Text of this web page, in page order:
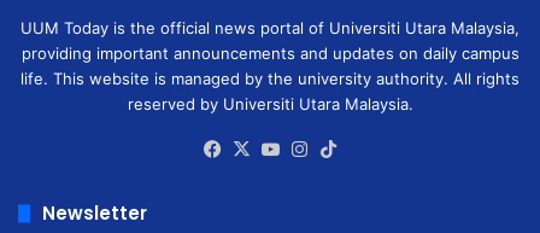
UUM Today is the official news portal of Universiti Utara Malaysia,
providing important announcements and updates on daily campus
life. This website is managed by the university authority. All rights
reserved by Universiti Utara Malaysia.
Facebook
X YouTubeInstagram
Newsletter